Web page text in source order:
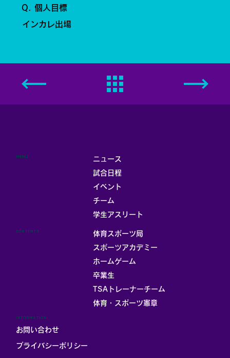
インカレ出場
Q. 個人目標
ニュース
試合日程
イベント
チーム
学生アスリート
MENU
体育スポーツ局
スポーツアカデミー
ホームゲーム
卒業生
TSAトレーナーチーム
体育・スポーツ憲章
CONTENTS
INFORMATION
お問い合わせ
プライバシーポリシー